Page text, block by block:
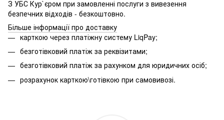
З УБС Кур`єром при замовленні послуги з вивезення
безпечних відходів - безкоштовно.
Більше інформації про доставку
карткою через платіжну систему LiqPay;
безготівковий платіж за реквізитами;
безготівковий платіж за рахунком для юридичних осіб;
розрахунок карткою\готівкою при самовивозі.